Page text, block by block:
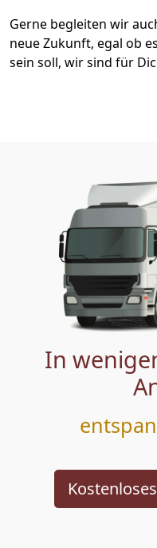
Gerne begleiten wir
neue Zukunft, egal ob es
sein soll, wir sind für
In